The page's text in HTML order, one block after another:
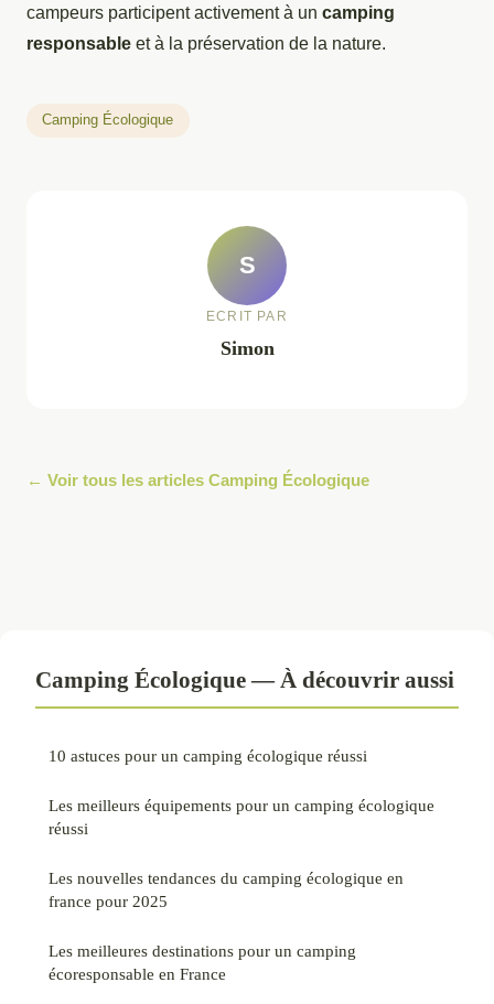
campeurs participent activement à un camping
responsable et à la préservation de la nature.
Camping Écologique
S
ECRIT PAR
Simon
← Voir tous les articles Camping Écologique
Camping Écologique — À découvrir aussi
10 astuces pour un camping écologique réussi
Les meilleurs équipements pour un camping écologique
réussi
Les nouvelles tendances du camping écologique en
france pour 2025
Les meilleures destinations pour un camping
écoresponsable en France